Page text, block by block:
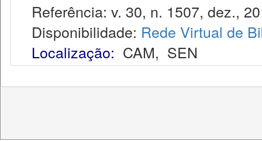
Referência: v. 30, n. 1507, dez.,
Disponibilidade: Rede Virtual de
Localização: CAM, SEN